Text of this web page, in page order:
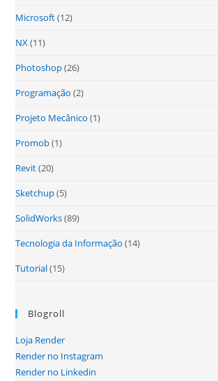
Microsoft(12)
NX(11)
Photoshop(26)
Programação (2)
Projeto Mecânico (1)
Promob(1)
Revit(20)
Sketchup(5)
SolidWorks(89)
Tecnologia da Informação (14)
Tutorial(15)
Blogroll
Loja Render
Render no Instagram
Render no Linkedin